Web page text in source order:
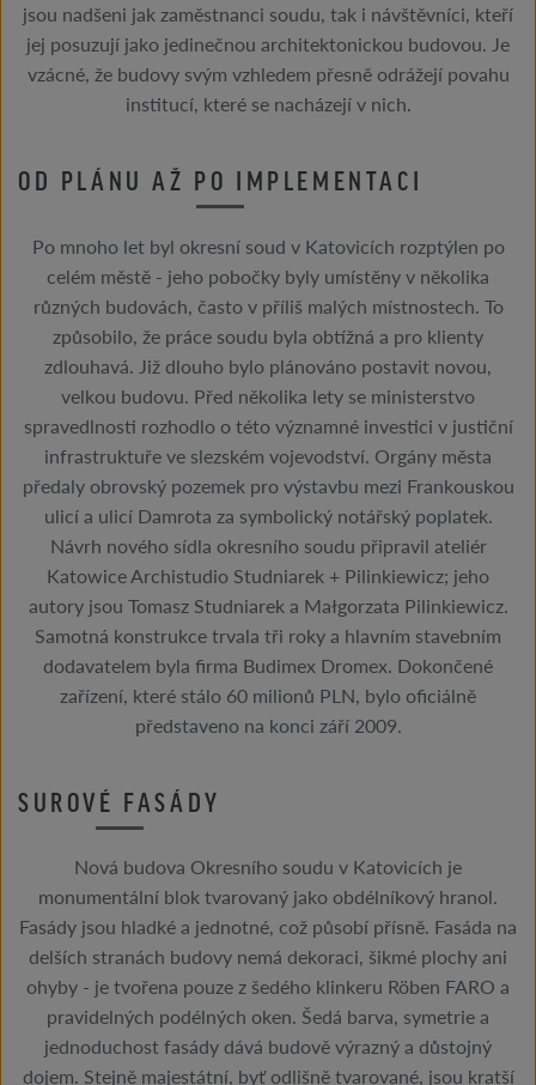
jsou nadšeni jak zaměstnanci soudu, tak i návštěvníci, kteří
jej posuzují jako jedinečnou architektonickou budovou. Je
vzácné, že budovy svým vzhledem přesně odrážejí povahu
institucí, které se nacházejí v nich.
OD PLÁNU AŽ PO IMPLEMENTACI
Po mnoho let byl okresní soud v Katovicích rozptýlen po
celém městě - jeho pobočky byly umístěny v několika
různých budovách, často v příliš malých místnostech. To
způsobilo, že práce soudu byla obtížná a pro klienty
zdlouhavá. Již dlouho bylo plánováno postavit novou,
velkou budovu. Před několika lety se ministerstvo
spravedlnosti rozhodlo o této významné investici v justiční
infrastruktuře ve slezském vojevodství. Orgány města
předaly obrovský pozemek pro výstavbu mezi Frankouskou
ulicí a ulicí Damrota za symbolický notářský poplatek.
Návrh nového sídla okresního soudu připravil ateliér
Katowice Archistudio Studniarek + Pilinkiewicz; jeho
autory jsou Tomasz Studniarek a Małgorzata Pilinkiewicz.
Samotná konstrukce trvala tři roky a hlavním stavebním
dodavatelem byla firma Budimex Dromex. Dokončené
zařízení, které stálo 60 milionů PLN, bylo oficiálně
představeno na konci září 2009.
SUROVÉ FASÁDY
Nová budova Okresního soudu v Katovicích je
monumentální blok tvarovaný jako obdélníkový hranol.
Fasády jsou hladké a jednotné, což působí přísně. Fasáda na
delších stranách budovy nemá dekoraci, šikmé plochy ani
ohyby - je tvořena pouze z šedého klinkeru Röben FARO a
pravidelných podélných oken. Šedá barva, symetrie a
jednoduchost fasády dává budově výrazný a důstojný
dojem. Stejně majestátní, byť odlišně tvarované, jsou kratší